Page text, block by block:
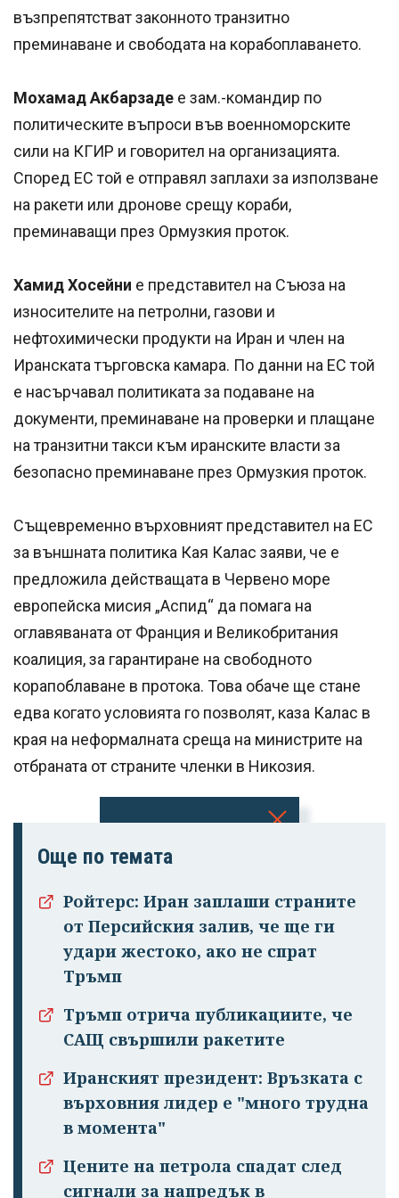
Успешно
профила си!
възпрепятстват законното транзитно
преминаване и свободата на корабоплаването.
Мохамад Акбарзаде е зам.-командир по
политическите въпроси във военноморските
сили на КГИР и говорител на организацията.
Според ЕС той е отправял заплахи за използване
на ракети или дронове срещу кораби,
преминаващи през Ормузкия проток.
Хамид Хосейни е представител на Съюза на
износителите на петролни, газови и
нефтохимически продукти на Иран и член на
Иранската търговска камара. По данни на ЕС той
е насърчавал политиката за подаване на
документи, преминаване на проверки и плащане
на транзитни такси към иранските власти за
безопасно преминаване през Ормузкия проток.
Същевременно върховният представител на ЕС
за външната политика Кая Калас заяви, че е
предложила действащата в Червено море
европейска мисия „Аспид“ да помага на
оглавяваната от Франция и Великобритания
коалиция, за гарантиране на свободното
корапоблаване в протока. Това обаче ще стане
едва когато условията го позволят, каза Калас в
края на неформалната среща на министрите на
отбраната от страните членки в Никозия.
Още по темата
Ройтерс: Иран заплаши страните
от Персийския залив, че ще ги
удари жестоко, ако не спрат
Тръмп
Тръмп отрича публикациите, че
САЩ свършили ракетите
Иранският президент: Връзката с
върховния лидер е "много трудна
в момента"
Цените на петрола спадат след
сигнали за напредък в